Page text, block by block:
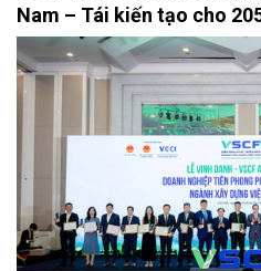
Nam – Tái kiến tạo cho